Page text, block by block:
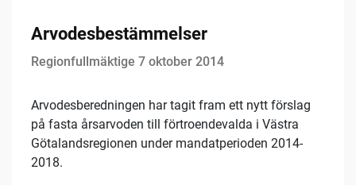
Arvodesbestämmelser
Regionfullmäktige 7 oktober 2014
Arvodesberedningen har tagit fram ett nytt förslag
på fasta årsarvoden till förtroendevalda i Västra
Götalandsregionen under mandatperioden 2014-
2018.